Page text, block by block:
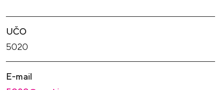
UČO
5020
E-mail